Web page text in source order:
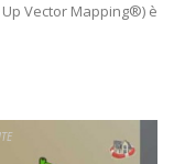
Vector Mapping®) è